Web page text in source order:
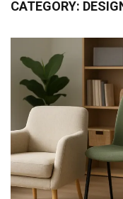
CATEGORY: